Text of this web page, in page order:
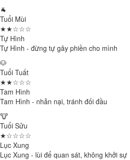
🐐
Tuổi Mùi
★★☆☆☆
Tự Hình
Tự Hình - đừng tự gây phiền cho mình
🐶
Tuổi Tuất
★★☆☆☆
Tam Hình
Tam Hình - nhẫn nại, tránh đối đầu
🐮
Tuổi Sửu
★☆☆☆☆
Lục Xung
Lục Xung - lùi để quan sát, không khởi sự